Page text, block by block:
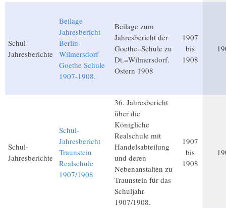
Schul-
Jahresberichte
Beilage
Jahresbericht
Berlin-
Wilmersdorf
Goethe Schule
1907-1908.
Beilage zum
Jahresbericht der
Goethe=Schule zu
Dt.=Wilmersdorf.
Ostern 1908
1907
bis
1908
Schul-
Jahresberichte
Schul-
Jahresbericht
Traunstein
Realschule
1907/1908
36. Jahresbericht
über die
Königliche
Realschule mit
Handelsabteilung
und deren
Nebenanstalten zu
Traunstein für das
Schuljahr
1907/1908.
1907
bis
1908